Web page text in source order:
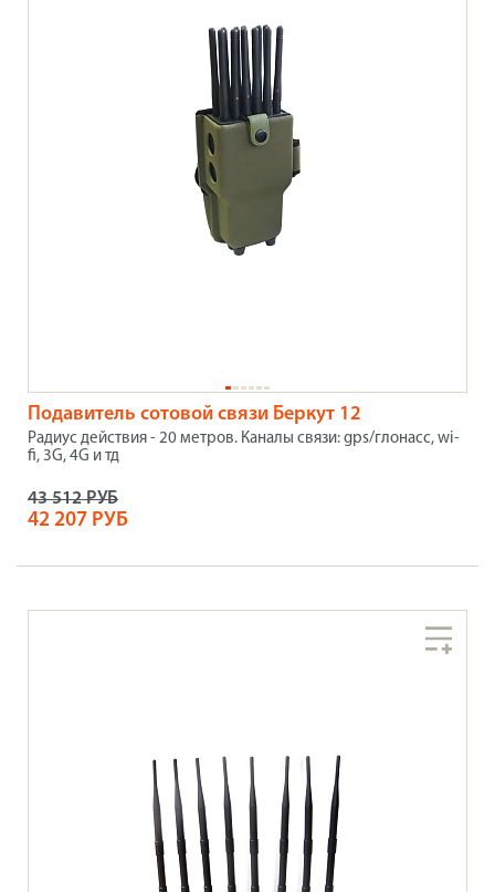
Подавитель сотовой связи Беркут 12
Радиус действия - 20 метров. Каналы связи: gps/глонасс, wi-
fi, 3G, 4G и тд
43 512 РУБ
42 207 РУБ